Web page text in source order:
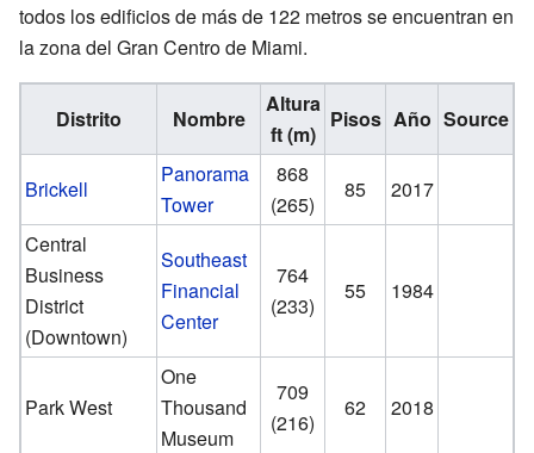
todos los edificios de más de 122 metros se encuentran en
la zona del Gran Centro de Miami.
Distrito Nombre
Altura
ft (m)
Pisos Año Source
Brickell
Panorama
Tower
868
(265)
85
2017
Central
Business
District
(Downtown)
Southeast
Financial
Center
764
(233)
55 1984
Park West
One
Thousand
Museum
709
(216)
62 2018